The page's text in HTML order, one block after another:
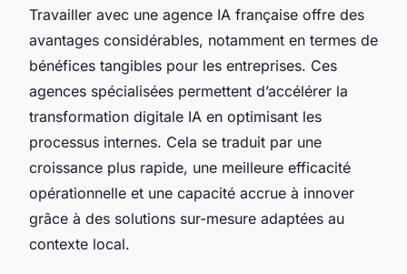
Travailler avec une agence IA française offre des
avantages considérables, notamment en termes de
bénéfices tangibles pour les entreprises. Ces
agences spécialisées permettent d’accélérer la
transformation digitale IA en optimisant les
processus internes. Cela se traduit par une
croissance plus rapide, une meilleure efficacité
opérationnelle et une capacité accrue à innover
grâce à des solutions sur-mesure adaptées au
contexte local.